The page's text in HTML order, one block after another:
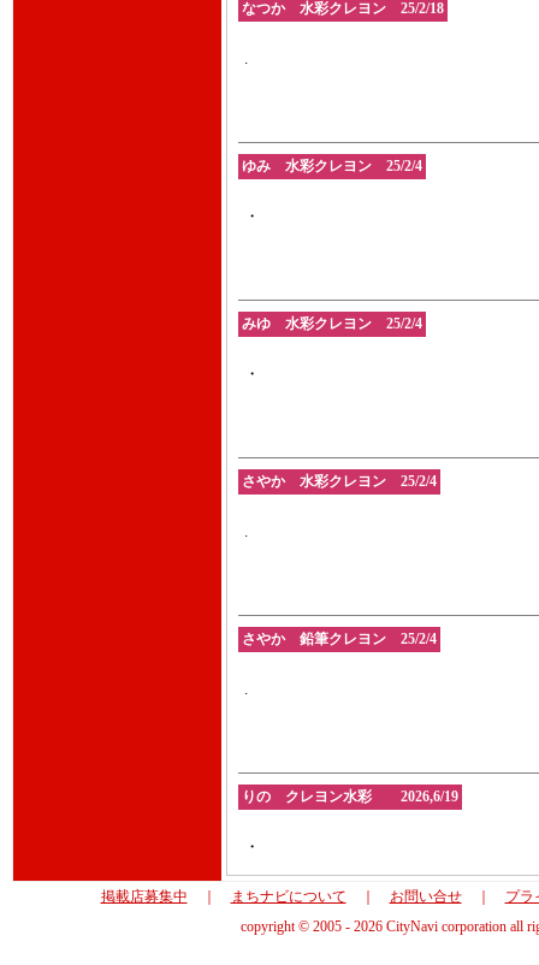
なつか 水彩クレヨン 25/2/18
.
ゆみ 水彩クレヨン 25/2/4
・
みゆ 水彩クレヨン 25/2/4
・
さやか 水彩クレヨン 25/2/4
.
さやか 鉛筆クレヨン 25/2/4
.
りの クレヨン水彩 2026,6/19
・
掲載店募集中 まちナビについて お問い合せ｜
プラ
copyright © 2005 - 2026 CityNavi corporation all